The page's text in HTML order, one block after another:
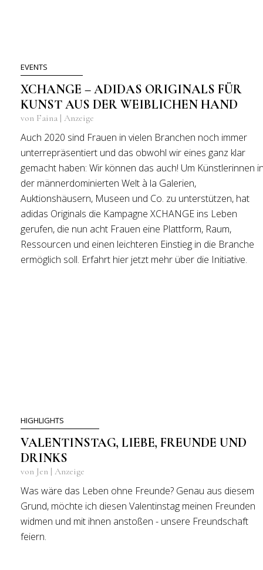
EVENTS
XCHANGE – ADIDAS ORIGINALS FÜR
KUNST AUS DER WEIBLICHEN HAND
von Faina | Anzeige
Auch 2020 sind Frauen in vielen Branchen noch immer
unterrepräsentiert und das obwohl wir eines ganz klar
gemacht haben: Wir können das auch! Um Künstlerinnen
der männerdominierten Welt à la Galerien,
Auktionshäusern, Museen und Co. zu unterstützen, hat
adidas Originals die Kampagne XCHANGE ins Leben
gerufen, die nun acht Frauen eine Plattform, Raum,
Ressourcen und einen leichteren Einstieg in die Branche
ermöglich soll. Erfahrt hier jetzt mehr über die Initiative.
HIGHLIGHTS
VALENTINSTAG, LIEBE, FREUNDE UND
DRINKS
von Jen | Anzeige
Was wäre das Leben ohne Freunde? Genau aus diesem
Grund, möchte ich diesen Valentinstag meinen Freunden
widmen und mit ihnen anstoßen - unsere Freundschaft
feiern.